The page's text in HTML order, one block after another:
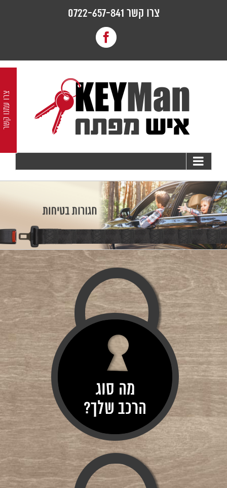
צרו קשר 0722-657-841
Facebook
צרו עמנו קשר